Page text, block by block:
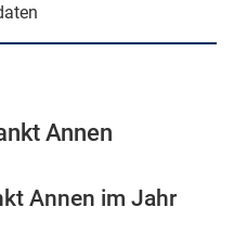
Annen
Annen im Jahr